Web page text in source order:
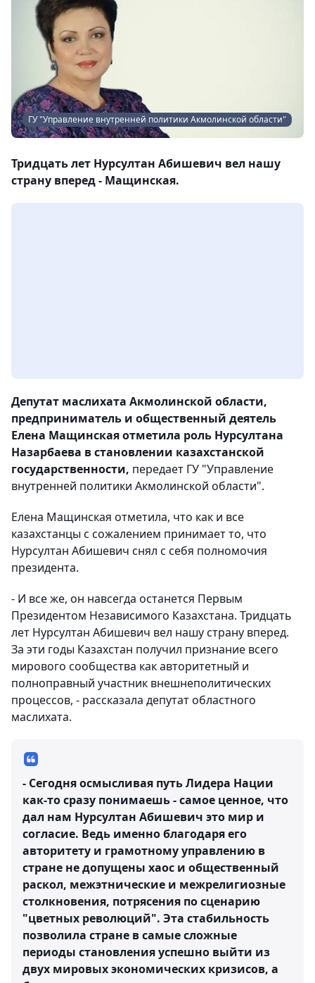
ГУ "Управление внутренней политики Акмолинской области"
Тридцать лет Нурсултан Абишевич вел нашу
страну вперед - Мащинская.
Депутат маслихата Акмолинской области,
предприниматель и общественный деятель
Елена Мащинская отметила роль Нурсултана
Назарбаева в становлении казахстанской
государственности, передает ГУ "Управление
внутренней политики Акмолинской области".
Елена Мащинская отметила, что как и все
казахстанцы с сожалением принимает то, что
Нурсултан Абишевич снял с себя полномочия
президента.
- И все же, он навсегда останется Первым
Президентом Независимого Казахстана. Тридцать
лет Нурсултан Абишевич вел нашу страну вперед.
За эти годы Казахстан получил признание всего
мирового сообщества как авторитетный и
полноправный участник внешнеполитических
процессов, - рассказала депутат областного
маслихата.
- Сегодня осмысливая путь Лидера Нации
как-то сразу понимаешь - самое ценное, что
дал нам Нурсултан Абишевич это мир и
согласие. Ведь именно благодаря его
авторитету и грамотному управлению в
стране не допущены хаос и общественный
раскол, межэтнические и межрелигиозные
столкновения, потрясения по сценарию
"цветных революций". Эта стабильность
позволила стране в самые сложные
периоды становления успешно выйти из
двух мировых экономических кризисов, а